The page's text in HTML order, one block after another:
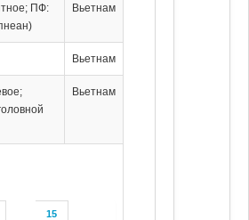
15
ПФ:
Вьетнам
Вьетнам
Вьетнам